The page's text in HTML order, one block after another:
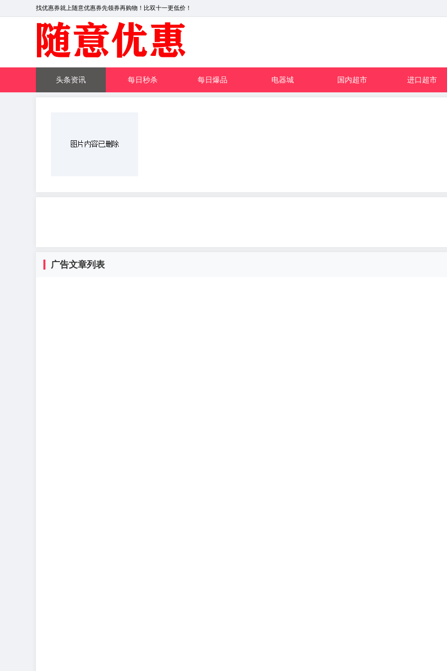
找优惠券就上随意优惠券先领券再购物！比双十一更低价！
头条资讯 每日秒杀 每日爆品 电器城 国内超市 进口超市
广告文章列表